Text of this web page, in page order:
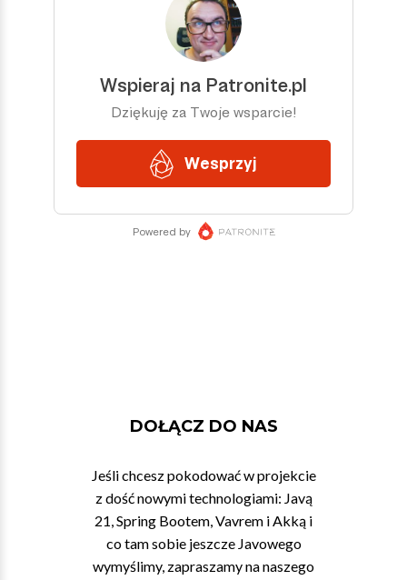
DOŁĄCZ DO NAS
Jeśli chcesz pokodować w projekcie
z dość nowymi technologiami: Javą
21, Spring Bootem, Vavrem i Akką i
co tam sobie jeszcze Javowego
wymyślimy, zapraszamy na naszego